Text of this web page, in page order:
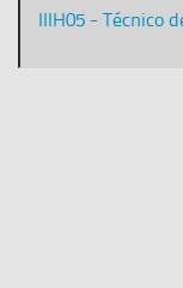
IIIH05 - Técnico